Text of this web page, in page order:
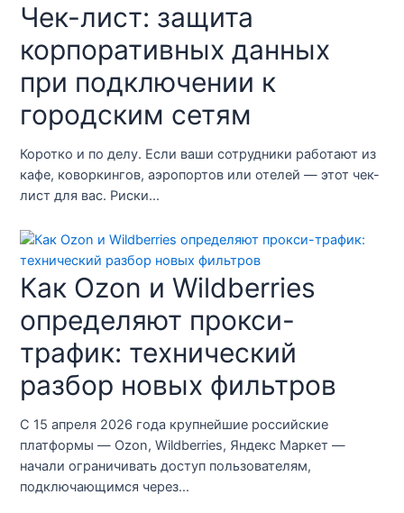
Чек-лист: защита
корпоративных данных
при подключении к
городским сетям
Коротко и по делу. Если ваши сотрудники работают из
кафе, коворкингов, аэропортов или отелей — этот чек-
лист для вас. Риски…
Как Ozon и Wildberries
определяют прокси-
трафик: технический
разбор новых фильтров
С 15 апреля 2026 года крупнейшие российские
платформы — Ozon, Wildberries, Яндекс Маркет —
начали ограничивать доступ пользователям,
подключающимся через…